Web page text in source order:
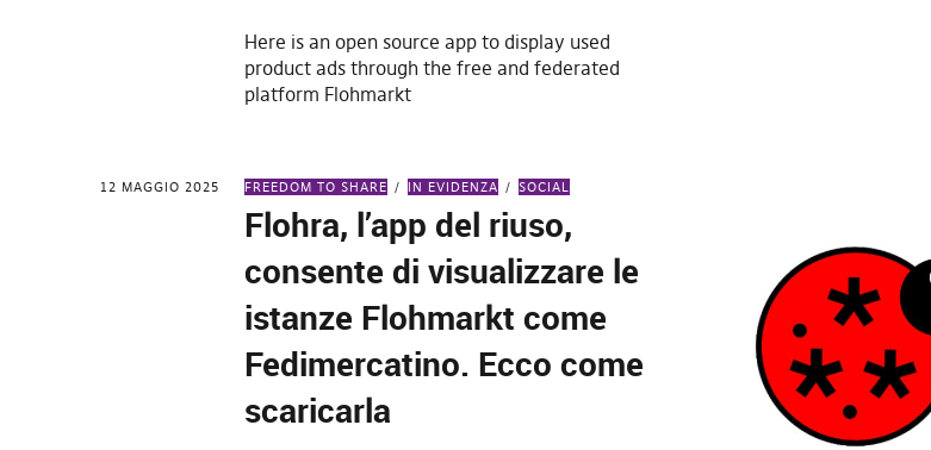
Here is an open source app to display used
product ads through the free and federated
platform Flohmarkt
12 MAGGIO 2025 FREEDOM TO SHARE IN EVIDENZA SOCIAL
Flohra, l’app del riuso,
consente di visualizzare le
istanze Flohmarkt come
Fedimercatino. Ecco come
scaricarla